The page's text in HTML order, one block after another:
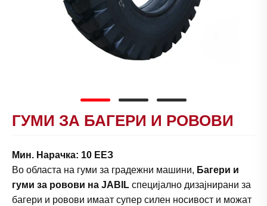
ГУМИ ЗА БАГЕРИ И РОВОВИ
Мин. Нарачка: 10 ЕЕЗ
Во областа на гуми за градежни машини, Багери и
гуми за ровови на JABIL специјално дизајнирани за
багери и ровови имаат супер силен носивост и можат